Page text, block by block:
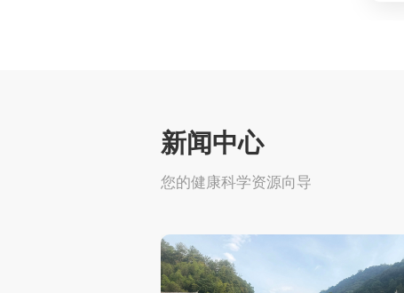
新闻中心
您的健康科学资源向导
公司新闻 2026-08-05